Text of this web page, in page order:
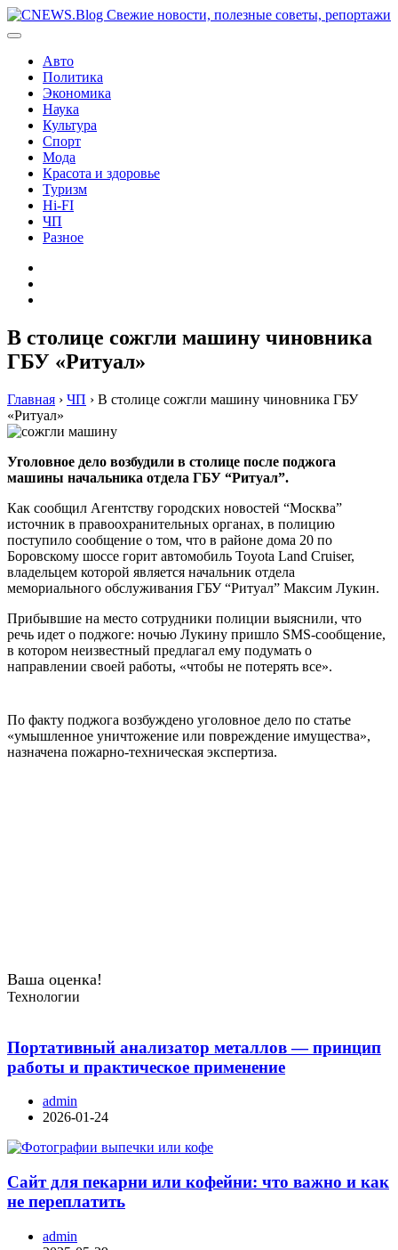
Перейти
к
Авто
Политика
Экономика
Наука
Культура
Спорт
Мода
Красота и здоровье
Туризм
Hi-FI
ЧП
Разное
В столице сожгли машину чиновника
ГБУ «Ритуал»
Главная › ЧП › В столице сожгли машину чиновника ГБУ
«Ритуал»
Уголовное дело возбудили в столице после поджога
машины начальника отдела ГБУ “Ритуал”.
Как сообщил Агентству городских новостей “Москва”
источник в правоохранительных органах, в полицию
поступило сообщение о том, что в районе дома 20 по
Боровскому шоссе горит автомобиль Toyota Land Cruiser,
владельцем которой является начальник отдела
мемориального обслуживания ГБУ “Ритуал” Максим Лукин.
Прибывшие на место сотрудники полиции выяснили, что
речь идет о поджоге: ночью Лукину пришло SMS-сообщение,
в котором неизвестный предлагал ему подумать о
направлении своей работы, «чтобы не потерять все».
По факту поджога возбуждено уголовное дело по статье
«умышленное уничтожение или повреждение имущества»,
назначена пожарно-техническая экспертиза.
Ваша оценка!
Технологии
Портативный анализатор металлов — принцип
работы и практическое применение
admin
2026-01-24
Сайт для пекарни или кофейни: что важно и как
не переплатить
admin